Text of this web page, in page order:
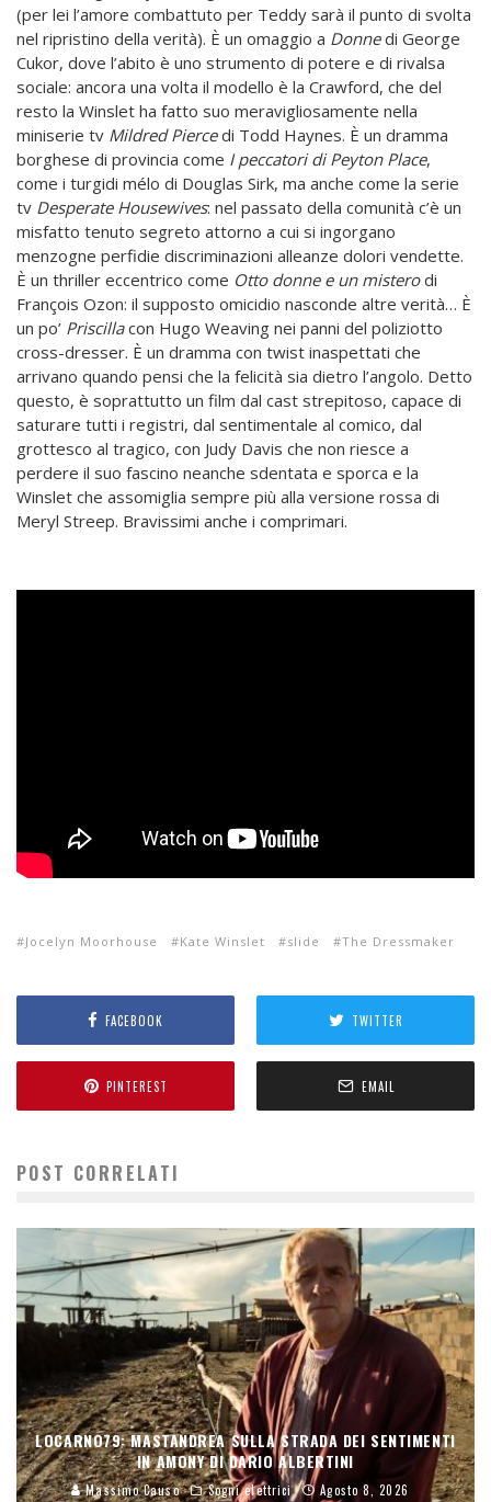
(per lei l’amore combattuto per Teddy sarà il punto di svolta
nel ripristino della verità). È un omaggio a Donnedi George
Cukor, dove l’abito è uno strumento di potere e di rivalsa
sociale: ancora una volta il modello è la Crawford, che del
resto la Winslet ha fatto suo meravigliosamente nella
miniserie tv Mildred Piercedi Todd Haynes. È un dramma
borghese di provincia come I peccatori di Peyton Place,
come i turgidi mélo di Douglas Sirk, ma anche come la serie
tv Desperate Housewives: nel passato della comunità c’è un
misfatto tenuto segreto attorno a cui si ingorgano
menzogne perfidie discriminazioni alleanze dolori vendette.
È un thriller eccentrico come Otto donne e un misterodi
François Ozon: il supposto omicidio nasconde altre verità… È
un po’ Priscillacon Hugo Weaving nei panni del poliziotto
cross-dresser. È un dramma con twist inaspettati che
arrivano quando pensi che la felicità sia dietro l’angolo. Detto
questo, è soprattutto un film dal cast strepitoso, capace di
saturare tutti i registri, dal sentimentale al comico, dal
grottesco al tragico, con Judy Davis che non riesce a
perdere il suo fascino neanche sdentata e sporca e la
Winslet che assomiglia sempre più alla versione rossa di
Meryl Streep. Bravissimi anche i comprimari.
Jocelyn Moorhouse Kate Winslet slide The Dressmaker
FACEBOOK TWITTER
PINTEREST EMAIL
POST CORRELATI
LOCARNO79: MASTANDREA SULLA STRADA DEI SENTIMENTI
IN AMONY DI DARIO ALBERTINI
Massimo Causo Sogni elettrici Agosto 8, 2026